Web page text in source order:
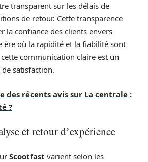
transparent sur les délais de
de retour. Cette transparence
la confiance des clients envers
ère où la rapidité et la fiabilité sont
communication claire est un
satisfaction.
des récents avis sur La centrale :
?
et retour d’expérience
Scootfast varient selon les